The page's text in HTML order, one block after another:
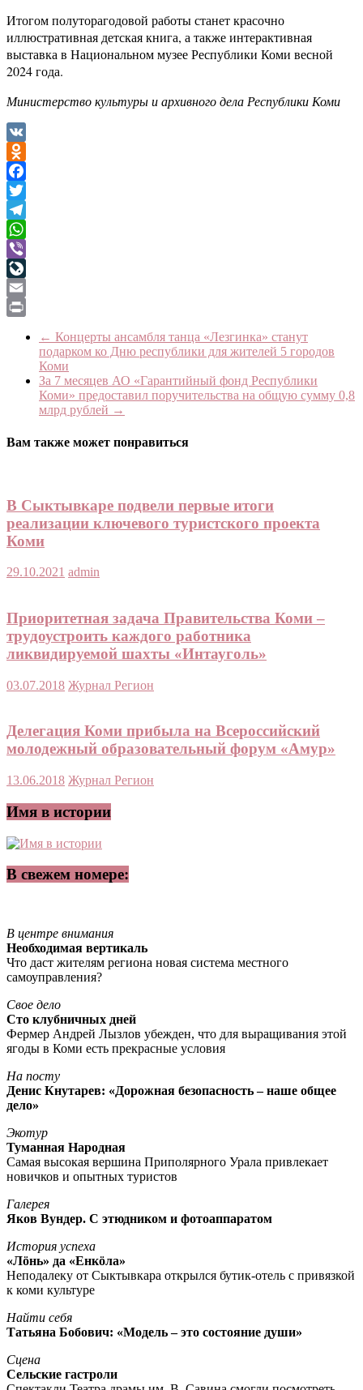
Итогом полуторагодовой работы станет красочно
иллюстративная детская книга, а также интерактивная
выставка в Национальном музее Республики Коми весной
2024 года.
Министерство культуры и архивного дела Республики Коми
VK
Odnoklassniki
Facebook
Twitter
Telegram
WhatsApp
Viber
LiveJournal
Email
← Концерты ансамбля танца «Лезгинка» станут
подарком ко Дню республики для жителей 5 городов
Коми
За 7 месяцев АО «Гарантийный фонд Республики
Коми» предоставил поручительства на общую сумму 0,8
млрд рублей →
Вам также может понравиться
В Сыктывкаре подвели первые итоги
реализации ключевого туристского проекта
Коми
29.10.2021 admin
Приоритетная задача Правительства Коми –
трудоустроить каждого работника
ликвидируемой шахты «Интауголь»
03.07.2018 Журнал Регион
Делегация Коми прибыла на Всероссийский
молодежный образовательный форум «Амур»
13.06.2018 Журнал Регион
Имя в истории
В свежем номере:
В центре внимания
Необходимая вертикаль
Что даст жителям региона новая система местного
самоуправления?
Свое дело
Сто клубничных дней
Фермер Андрей Лызлов убежден, что для выращивания этой
ягоды в Коми есть прекрасные условия
На посту
Денис Кнутарев: «Дорожная безопасность – наше общее
дело»
Экотур
Туманная Народная
Самая высокая вершина Приполярного Урала привлекает
новичков и опытных туристов
Галерея
Яков Вундер. С этюдником и фотоаппаратом
История успеха
«Лöнь» да «Енкöла»
Неподалеку от Сыктывкара открылся бутик-отель с привязкой
к коми культуре
Найти себя
Татьяна Бобович: «Модель – это состояние души»
Сцена
Сельские гастроли